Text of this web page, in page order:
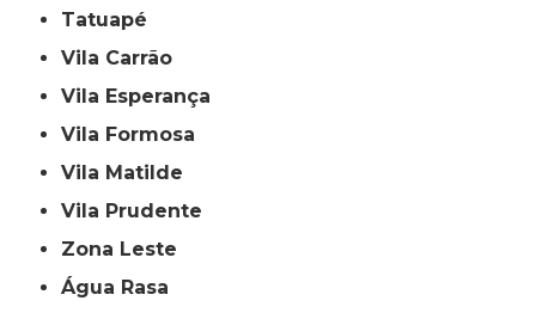
Tatuapé
Vila Carrão
Vila Esperança
Vila Formosa
Vila Matilde
Vila Prudente
Zona Leste
Água Rasa